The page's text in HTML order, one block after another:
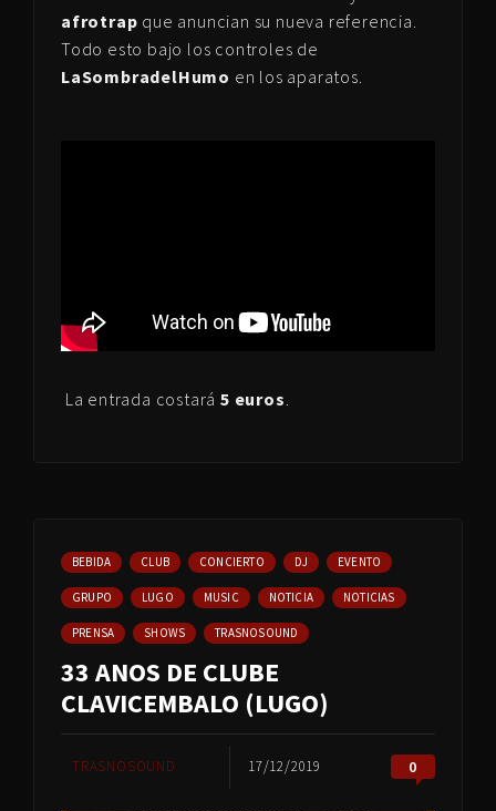
afrotrap que anuncian su nueva referencia.
Todo esto bajo los controles de
LaSombradelHumo en los aparatos.
La entrada costará 5 euros
BEBIDA CLUB CONCIERTO DJ EVENTO
GRUPO LUGO MUSIC NOTICIA NOTICIAS
PRENSA SHOWS TRASNOSOUND
33 ANOS DE CLUBE
CLAVICEMBALO (LUGO)
TRASNOSOUND 17/12/2019 0